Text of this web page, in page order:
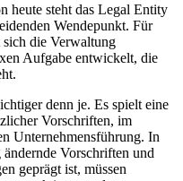
heute steht das Legal Entity
Wendepunkt. Für
die Verwaltung
Aufgabe entwickelt, die
denn je. Es spielt eine
Vorschriften, im
Unternehmensführung. In
Vorschriften und
geprägt ist, müssen